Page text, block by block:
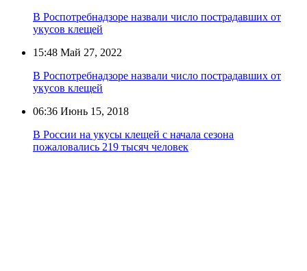
В Роспотребнадзоре назвали число пострадавших от
укусов клещей
15:48 Май 27, 2022
В Роспотребнадзоре назвали число пострадавших от
укусов клещей
06:36 Июнь 15, 2018
В России на укусы клещей с начала сезона
пожаловались 219 тысяч человек